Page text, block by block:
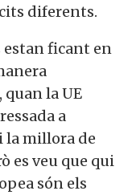
diferents.
estan ficant en
la UE
a
la millora de
es veu que qui
són els